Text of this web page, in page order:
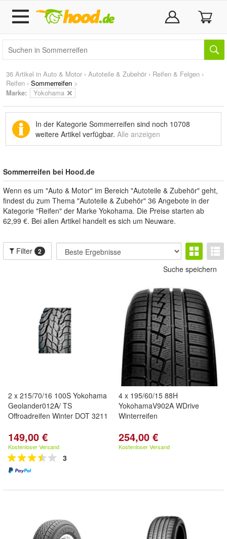
36 Artikel in Auto & Motor › Autoteile & Zubehör › Reifen & Felgen ›
Reifen › Sommerreifen >
Marke: Yokohama
In der Kategorie Sommerreifen sind noch 10708
weitere Artikel verfügbar. Alle anzeigen
Sommerreifen bei Hood.de
Wenn es um "Auto & Motor" im Bereich "Autoteile & Zubehör" geht,
findest du zum Thema "Autoteile & Zubehör" 36 Angebote in der
Kategorie "Reifen" der Marke Yokohama. Die Preise starten ab
62,99 €. Bei allen Artikel handelt es sich um Neuware.
Filter 2
Suche speichern
2 x 215/70/16 100S Yokohama
Geolander012A/ TS
Offroadreifen Winter DOT 3211
149,00 €
Kostenloser Versand
3
4 x 195/60/15 88H
YokohamaV902A WDrive
Winterreifen
254,00 €
Kostenloser Versand